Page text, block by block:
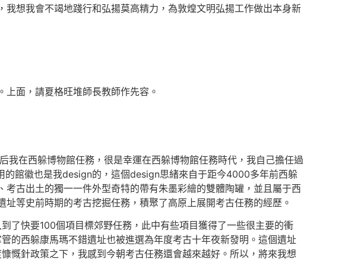
想我會不竭地踐行和弘揚莫高精力，為敦煌文明弘揚工作做出本身新
面，請夏格旺堆師長教師作先容。
在西躲博物館任務，很是幸運在西躲博物館任務時代，我自己擔任過
的館徽也是我design的，這個design思緒來自于距今4000多年前西躲
古出土的獨一一件外型奇特的帶有朱墨彩繪的雙體陶罐，並且屬于西
等史前時期的考古挖掘任務，積聚了高原上展開考古任務的經歷。
了快要100個項目標郊野任務，此中有些項目獲得了一些很主要的衝
的西躲康馬瑪不錯遺址也被進選為年度考古十年夜新發明。這個遺址
慨針政策之下，我感到今朝考古任務還會越來越好。所以，將來我想